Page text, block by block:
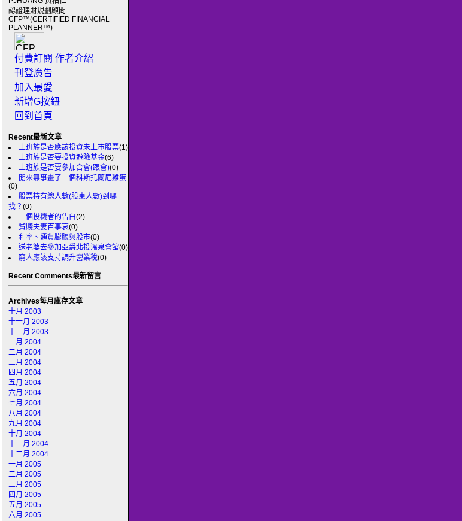
認證理財規劃顧問
CFP™(CERTIFIED FINANCIAL
PLANNER™)
付費訂閱 作者介紹
刊登廣告
加入最愛
新增G按鈕
回到首頁
Recent最新文章
上班族是否應該投資未上市股票(1)
上班族是否要投資避險基金(6)
上班族是否要參加合會(跟會)(0)
閒來無事畫了一個科斯托蘭尼雞蛋
(0)
股票持有總人數(股東人數)到哪
找？ (0)
一個投機者的告白(2)
貧賤夫妻百事哀(0)
利率、通貨膨脹與股市(0)
送老婆去參加亞爵北投溫泉會館(0)
窮人應該支持調升營業稅(0)
Recent Comments最新留言
Archives每月庫存文章
十月 2003
十一月 2003
十二月 2003
一月 2004
二月 2004
三月 2004
四月 2004
五月 2004
六月 2004
七月 2004
八月 2004
九月 2004
十月 2004
十一月 2004
十二月 2004
一月 2005
二月 2005
三月 2005
四月 2005
五月 2005
六月 2005